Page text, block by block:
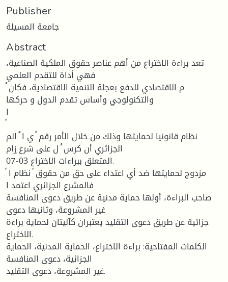
Publisher
جامعة المسيلة
Abstract
تعد براءة الاختراع من أهم عناصر حقوق الملكية الصناعية،
فهي أداة للتقدم العلمي
م الاقتصادي للدفع بعجلة التنمية الاقتصادية، فكان ُ
والتكنولوجي وأساس تقدم الدول و حركها
ا
نظام قانونيا لحمايتها وذلك من خلال الأمر رقم ً ي ا ُ الم
الجزائري أن كرس ُ ل على شرع ِزام
07-03 المتعلق ببراءات الاختراع.
مزدوج لحمايتها ضد أي اعتداء على حق من حقوق ً نظام ا ً
فالمشرع الجزائري اعتمد ا
صاحب البراءة، أولها حماية مدنية عن طريق دعوى المنافسة
غير المشروعة، وثانيها دعوى
جزائية عن طريق دعوى التقليد يعتبران كآليتان لحماية براءة
الاختراع.
الكلمات المفتاحية: براءة الاختراع، الحماية المدنية، الحماية
الجزائية، دعوى المنافسة
غير المشروعة، دعوى التقليد.